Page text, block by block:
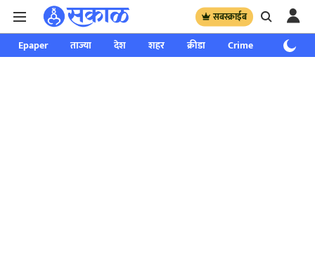
सबस्क्राईब
Epaper ताज्या देश शहर क्रीडा Crime साप्ताहिक